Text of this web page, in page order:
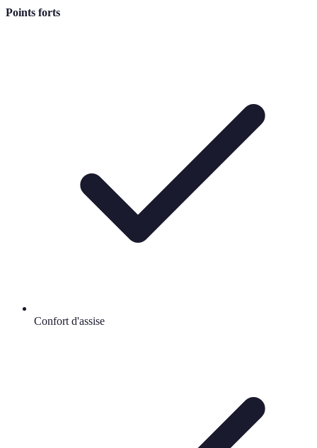
Points forts
Confort d'assise